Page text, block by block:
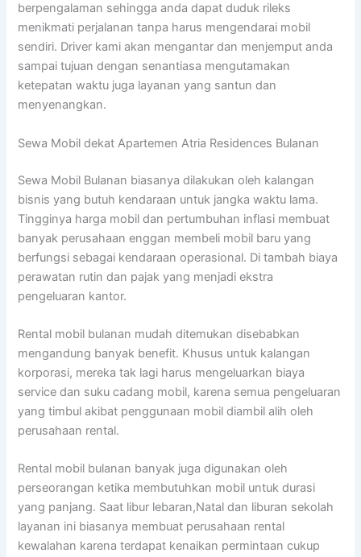
berpengalaman sehingga anda dapat duduk rileks
menikmati perjalanan tanpa harus mengendarai mobil
sendiri. Driver kami akan mengantar dan menjemput anda
sampai tujuan dengan senantiasa mengutamakan
ketepatan waktu juga layanan yang santun dan
menyenangkan.
Sewa Mobil dekat Apartemen Atria Residences Bulanan
Sewa Mobil Bulanan biasanya dilakukan oleh kalangan
bisnis yang butuh kendaraan untuk jangka waktu lama.
Tingginya harga mobil dan pertumbuhan inflasi membuat
banyak perusahaan enggan membeli mobil baru yang
berfungsi sebagai kendaraan operasional. Di tambah biaya
perawatan rutin dan pajak yang menjadi ekstra
pengeluaran kantor.
Rental mobil bulanan mudah ditemukan disebabkan
mengandung banyak benefit. Khusus untuk kalangan
korporasi, mereka tak lagi harus mengeluarkan biaya
service dan suku cadang mobil, karena semua pengeluaran
yang timbul akibat penggunaan mobil diambil alih oleh
perusahaan rental.
Rental mobil bulanan banyak juga digunakan oleh
perseorangan ketika membutuhkan mobil untuk durasi
yang panjang. Saat libur lebaran,Natal dan liburan sekolah
layanan ini biasanya membuat perusahaan rental
kewalahan karena terdapat kenaikan permintaan cukup